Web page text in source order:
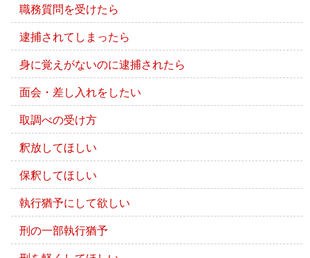
職務質問を受けたら
逮捕されてしまったら
身に覚えがないのに逮捕されたら
面会・差し入れをしたい
取調べの受け方
釈放してほしい
保釈してほしい
執行猶予にして欲しい
刑の一部執行猶予